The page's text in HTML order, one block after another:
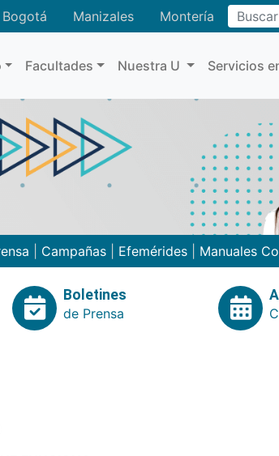
Bogotá Manizales MonteríaBuscar
Facultades Nuestra U Servicios
Campañas Efemérides Manuales
Boletines
de Prensa